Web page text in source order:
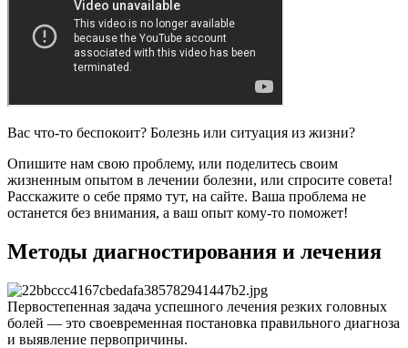
Вас что-то беспокоит? Болезнь или ситуация из жизни?
Опишите нам свою проблему, или поделитесь своим
жизненным опытом в лечении болезни, или спросите совета!
Расскажите о себе прямо тут, на сайте. Ваша проблема не
останется без внимания, а ваш опыт кому-то поможет!
Методы диагностирования и лечения
Первостепенная задача успешного лечения резких головных
болей — это своевременная постановка правильного диагноза
и выявление первопричины.